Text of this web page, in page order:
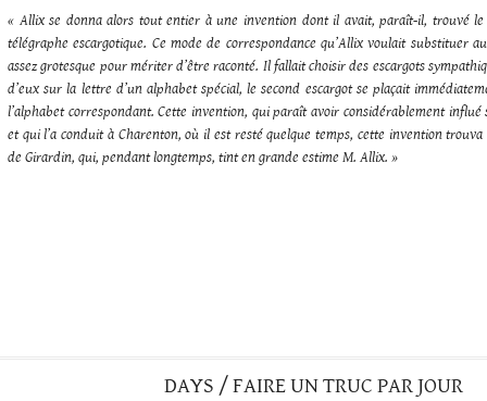
« Allix se donna alors tout entier à une invention dont il avait, paraît-il, trouvé le
télégrapheescargotique. Ce mode de correspondance qu’Allix voulait substituer
assez grotesque pour mériter d’être raconté. Il fallait choisir des escargots
d’eux sur la lettre d’un alphabet spécial, le second escargotse plaçait
l’alphabet correspondant. Cette invention, qui paraît avoir considérablement influé
et qui l’a conduit à Charenton, où il est resté quelque temps, cette invention
de Girardin, qui, pendant longtemps, tint en grande estime M. Allix. »
DAYS / FAIRE UN TRUC PAR JOUR